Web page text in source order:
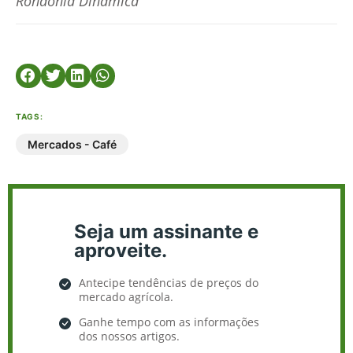
TAGS:
Mercados - Café
Seja um assinante e
aproveite.
Antecipe tendências de preços do
mercado agrícola.
Ganhe tempo com as informações
dos nossos artigos.